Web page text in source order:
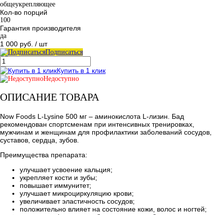
общеукрепляющее
Кол-во порций
100
Гарантия производителя
да
1 000 руб. / шт
Подписаться
Купить в 1 клик
Недоступно
ОПИСАНИЕ ТОВАРА
Now Foods L-Lysine 500 мг – аминокислота L-лизин. Бад
рекомендован спортсменам при интенсивных тренировках,
мужчинам и женщинам для профилактики заболеваний сосудов,
суставов, сердца, зубов.
Преимущества препарата:
улучшает усвоение кальция;
укрепляет кости и зубы;
повышает иммунитет;
улучшает микроциркуляцию крови;
увеличивает эластичность сосудов;
положительно влияет на состояние кожи, волос и ногтей;